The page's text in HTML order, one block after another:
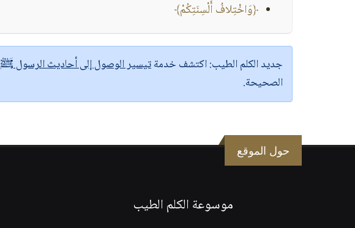
﴿وَاخْتِلافُ أَلْسِنَتِكُمْ﴾
جديد الكلم الطيب:اكتشف خدمةتيسير الوصول إلى أحاديث الرسول ﷺ
الصحيحة.
حول الموقع
موسوعة الكلم الطيب